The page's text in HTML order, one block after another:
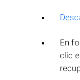
En
clic